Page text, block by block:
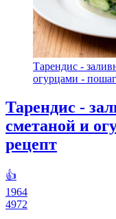
Тарендис -
огурцами -
Тарендис -
сметаной и
рецепт
👍
1964
4972